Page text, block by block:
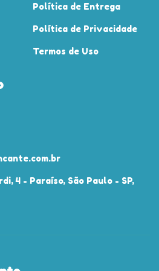
Política de Entrega
Política de Privacidade
Termos de Uso
4 - Paraíso, São Paulo - SP,